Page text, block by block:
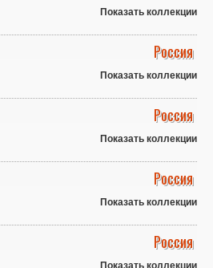
Показать коллекции
Россия
Показать коллекции
Россия
Показать коллекции
Россия
Показать коллекции
Россия
Показать коллекции